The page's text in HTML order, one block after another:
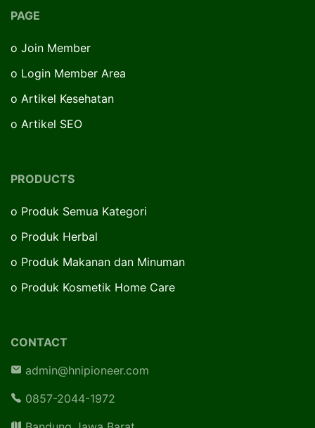
PAGE
o Join Member
o Login Member Area
o Artikel Kesehatan
o Artikel SEO
PRODUCTS
o Produk Semua Kategori
o Produk Herbal
o Produk Makanan dan Minuman
o Produk Kosmetik Home Care
CONTACT
admin@hnipioneer.com
0857-2044-1972